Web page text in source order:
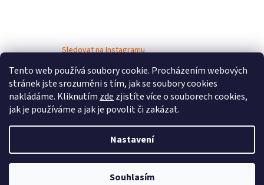
Tento web používá soubory cookie. Procházením webových
stránek jste srozuměni s tím, jak se soubory cookies
nakládáme. Kliknutím zde zjistíte více o souborech cookies,
jak je používáme a jak je povolit či zakázat.
Nastavení
Souhlasím
Sledovat na Instagramu
Vytvořil Shoptet
Bosé děti. Všechna práva vyhrazena.